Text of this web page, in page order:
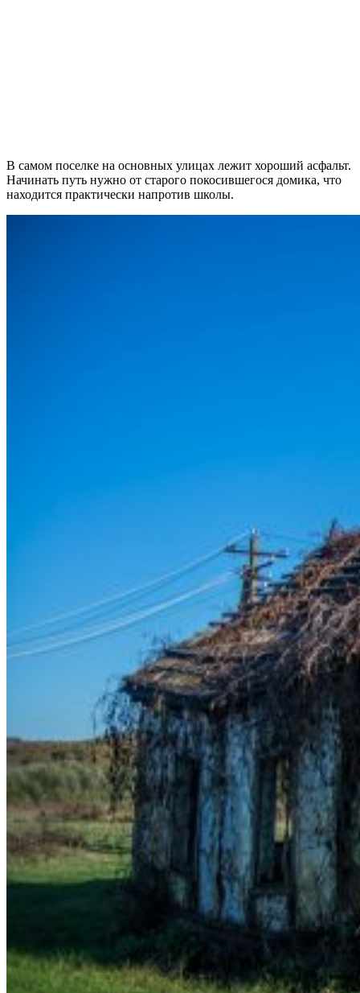
В самом поселке на основных улицах лежит хороший асфальт.
Начинать путь нужно от старого покосившегося домика, что
находится практически напротив школы.